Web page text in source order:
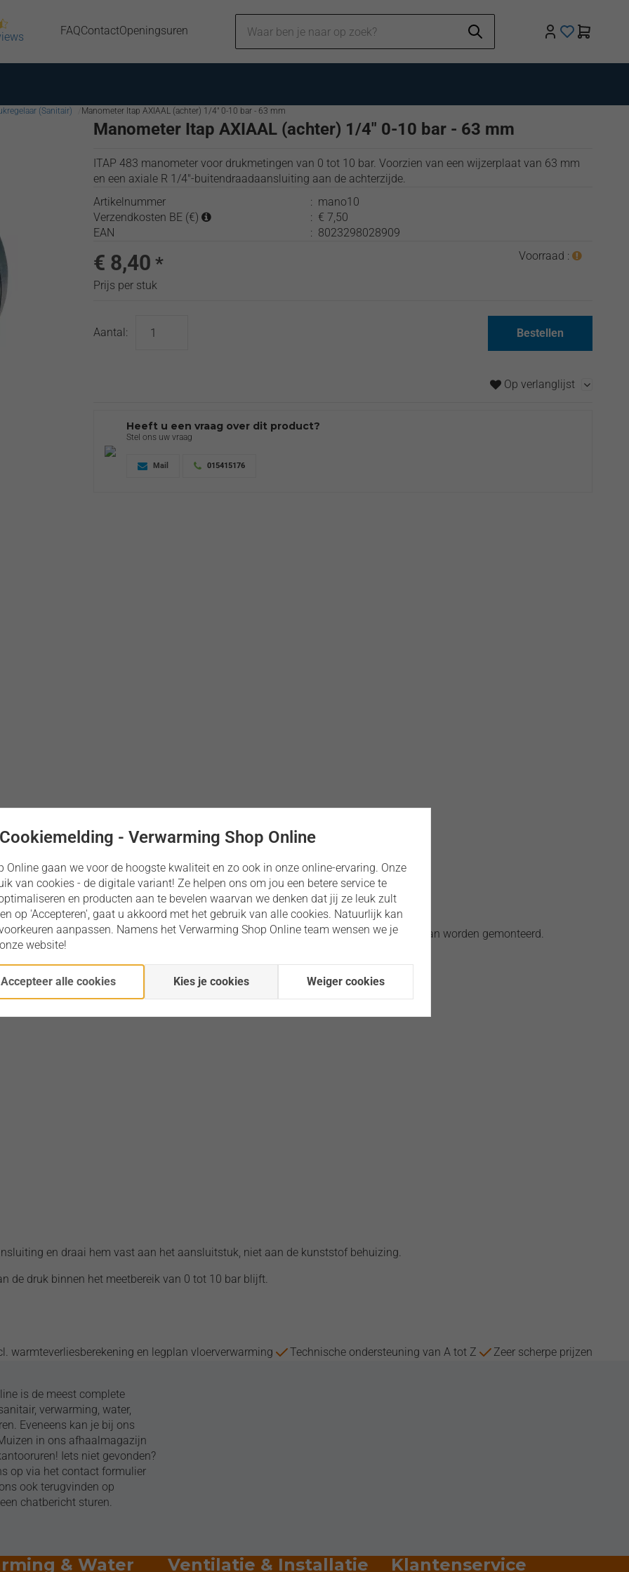
FAQContactOpeningsuren
(Sanitair) Manometer Itap AXIAAL (achter) 1/4" 0-10 bar - 63 mm
Manometer Itap AXIAAL (achter) 1/4" 0-10 bar - 63 mm
ITAP 483 manometer voor drukmetingen van 0 tot 10 bar. Voorzien van een wijzerplaat van 63 mm
en een axiale R 1/4"-buitendraadaansluiting aan de achterzijde.
Artikelnummer
: mano10
Verzendkosten BE (€)
: € 7,50
EAN
: 8023298028909
€ 8,40 *
Prijs per stuk
Voorraad :
Aantal: Bestellen
Op verlanglijst
Heeft u een vraag over dit product?
Stel ons uw vraag
Mail 015415176
van de druk in water- en verwarmingsinstallaties.
waardoor de manometer rechtstreeks op een naar voren gerichte R 1/4"-meetpoort kan worden gemonteerd.
en draai hem vast aan het aansluitstuk, niet aan de kunststof behuizing.
de druk binnen het meetbereik van 0 tot 10 bar blijft.
warmteverliesberekening en legplan vloerverwarming Technische ondersteuning van A tot Z Zeer scherpe prijzen
is de meest complete
verwarming, water,
Eveneens kan je bij ons
in ons afhaalmagazijn
Iets niet gevonden?
op via het contact formulier
ook terugvinden op
chatbericht sturen.
& Water Ventilatie & Installatie Klantenservice
Cookiemelding - Verwarming Shop Online
Online gaan we voor de hoogste kwaliteit en zo ook in onze online-ervaring. Onze
van cookies - de digitale variant! Ze helpen ons om jou een betere service te
en producten aan te bevelen waarvan we denken dat jij ze leuk zult
op 'Accepteren', gaat u akkoord met het gebruik van alle cookies. Natuurlijk kan
aanpassen. Namens het Verwarming Shop Online team wensen we je
website!
Accepteer alle cookies Kies je cookies Weiger cookies